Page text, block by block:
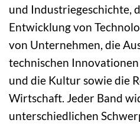
und Industriegeschichte,
Entwicklung von
von Unternehmen, die
technischen
und die Kultur sowie die
Wirtschaft. Jeder Band
unterschiedlichen